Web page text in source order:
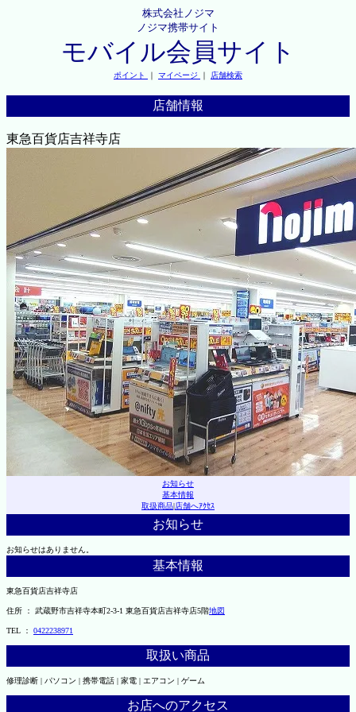
株式会社ノジマ
ノジマ携帯サイト
モバイル会員サイト
ポイント ｜ マイページ ｜ 店舗検索
店舗情報
東急百貨店吉祥寺店
お知らせ
基本情報
取扱商品|店舗へｱｸｾｽ
お知らせ
お知らせはありません。
基本情報
東急百貨店吉祥寺店
住所 ： 武蔵野市吉祥寺本町2-3-1 東急百貨店吉祥寺店5階地図
TEL ： 0422238971
取扱い商品
修理診断 | パソコン | 携帯電話 | 家電 | エアコン | ゲーム
お店へのアクセス